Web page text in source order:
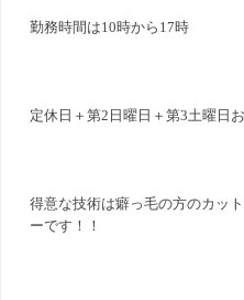
勤務時間は10時から17時
定休日＋第2日曜日＋第3土曜日
得意な技術は癖っ毛の方のカッ
ーです！！